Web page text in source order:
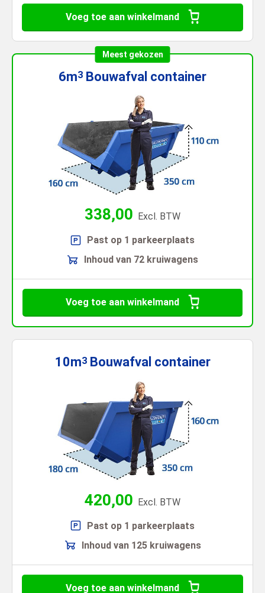
Voeg toe aan winkelmand
Meest gekozen
6m3 Bouwafval container
338,00 Excl. BTW
Past op 1 parkeerplaats
Inhoud van 72 kruiwagens
Voeg toe aan winkelmand
10m3 Bouwafval container
420,00 Excl. BTW
Past op 1 parkeerplaats
Inhoud van 125 kruiwagens
Voeg toe aan winkelmand